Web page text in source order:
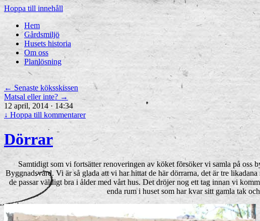
Hoppa till innehåll
Hem
Gårdsmiljö
Husets historia
Om oss
Planlösning
←Senaste köksskissen
Matsal eller inte? →
12 april, 2014 · 14:34
↓ Hoppa till kommentarer
Dörrar
Samtidigt som vi fortsätter renoveringen av köket försöker vi samla på
Byggnadsvård. Vi är så glada att vi har hittat de här dörrarna, det är tre
de passar väldigt bra i ålder med vårt hus. Det dröjer nog ett tag innan vi
enda rum i huset som har kvar sitt gamla tak